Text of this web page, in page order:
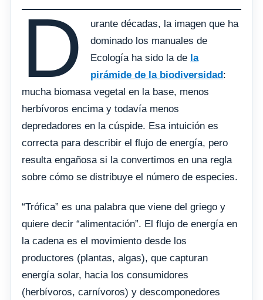
D
urante décadas, la imagen que ha
dominado los manuales de
Ecología ha sido la de la
pirámide de la biodiversidad:
mucha biomasa vegetal en la base, menos
herbívoros encima y todavía menos
depredadores en la cúspide. Esa intuición es
correcta para describir el flujo de energía, pero
resulta engañosa si la convertimos en una regla
sobre cómo se distribuye el número de especies.
“Trófica” es una palabra que viene del griego y
quiere decir “alimentación”. El flujo de energía en
la cadena es el movimiento desde los
productores (plantas, algas), que capturan
energía solar, hacia los consumidores
(herbívoros, carnívoros) y descomponedores